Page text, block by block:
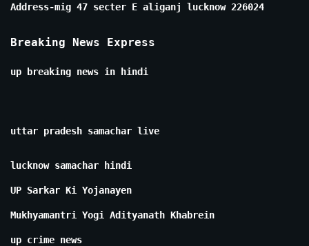
Address-mig 47 secter E aliganj lucknow 226024
Breaking News Express
up breaking news in hindi
uttar pradesh samachar live
lucknow samachar hindi
UP Sarkar Ki Yojanayen
Mukhyamantri Yogi Adityanath Khabrein
up crime news